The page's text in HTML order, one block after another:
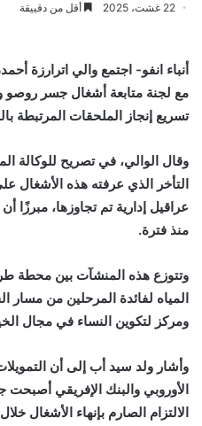
22 غشت، 2025 أقل من دقييقة
أنباء انفو- اجتمع والي اترارزة
مع لجنة متابعة أشغال جسر روصو
تسريع إنجاز الملحقات المرتبطة
وقال الوالي، في تصريح للوكالة
التأخر الذي عرفته هذه الأشغال
عراقيل إدارية تم تجاوزها، مبرزًا
منذ فترة.
وتتوزع هذه المنشآت بين محطة
المياه لفائدة المرحلين من
ومركز لتكوين النساء في مجال
وأشار ولد سيد أب إلى أن
الأوروبي والبنك الإفريقي أصبحت